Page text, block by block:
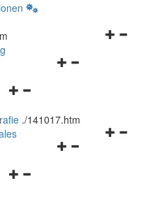
Navigationsmenü
Navigationsmenü
und
schließen
./141017.htm
Navigationsmenü
Navigationsmenü